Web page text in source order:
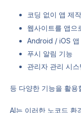
코딩 없이 앱 제작
웹사이트를 앱으
Android / iOS 앱
푸시 알림 기능
관리자 관리 시스
등 다양한 기능을 활용
AI는 이러한 노코드 환